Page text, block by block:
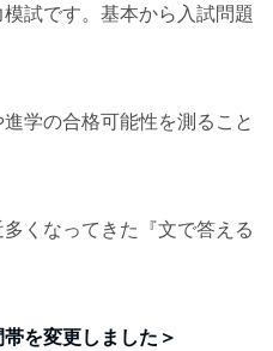
試です。基本から入試問題
学の合格可能性を測ること
くなってきた『文で答える
を変更しました＞